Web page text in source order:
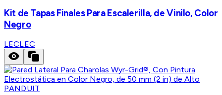
Kit de Tapas Finales Para Escalerilla, de Vinilo, Color
Negro
LECLEC
PANDUIT